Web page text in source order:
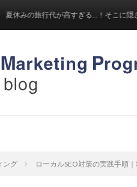
旅行代が高すぎる…！そこに隠された「
ング ローカルSEO対策の実践手順